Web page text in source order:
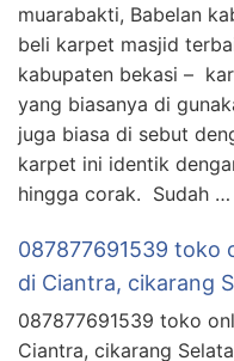
muarabakti, Babelan
beli karpet masjid
kabupaten bekasi –
yang biasanya di
juga biasa di sebut
karpet ini identik
hingga corak. Sudah …
087877691539 toko
di Ciantra, cikarang
087877691539 toko
Ciantra, cikarang